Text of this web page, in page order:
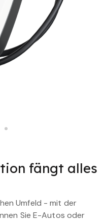
fängt alles
Umfeld - mit der
Sie E-Autos oder